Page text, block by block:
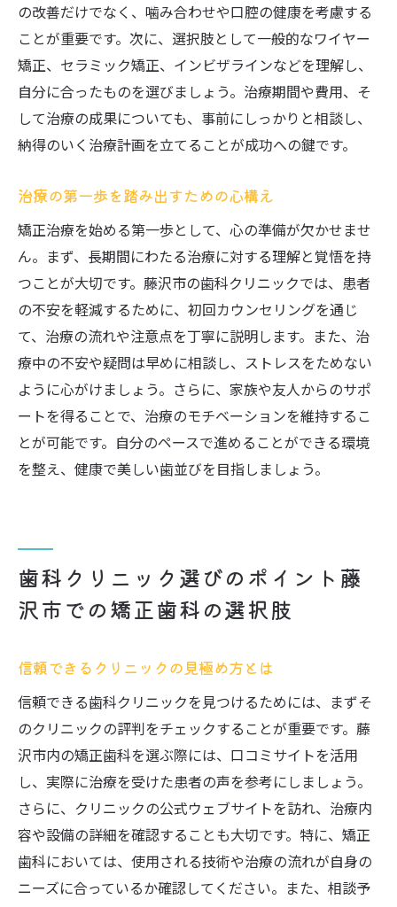
治療後のメンテナンスプランの重要性
の改善だけでなく、噛み合わせや口腔の健康を考慮する
ことが重要です。次に、選択肢として一般的なワイヤー
矯正、セラミック矯正、インビザラインなどを理解し、
自分に合ったものを選びましょう。治療期間や費用、そ
して治療の成果についても、事前にしっかりと相談し、
納得のいく治療計画を立てることが成功への鍵です。
治療の第一歩を踏み出すための心構え
矯正治療を始める第一歩として、心の準備が欠かせませ
ん。まず、長期間にわたる治療に対する理解と覚悟を持
つことが大切です。藤沢市の歯科クリニックでは、患者
の不安を軽減するために、初回カウンセリングを通じ
て、治療の流れや注意点を丁寧に説明します。また、治
療中の不安や疑問は早めに相談し、ストレスをためない
ように心がけましょう。さらに、家族や友人からのサポ
ートを得ることで、治療のモチベーションを維持するこ
とが可能です。自分のペースで進めることができる環境
を整え、健康で美しい歯並びを目指しましょう。
歯科クリニック選びのポイント藤
沢市での矯正歯科の選択肢
信頼できるクリニックの見極め方とは
信頼できる歯科クリニックを見つけるためには、まずそ
のクリニックの評判をチェックすることが重要です。藤
沢市内の矯正歯科を選ぶ際には、口コミサイトを活用
し、実際に治療を受けた患者の声を参考にしましょう。
さらに、クリニックの公式ウェブサイトを訪れ、治療内
容や設備の詳細を確認することも大切です。特に、矯正
歯科においては、使用される技術や治療の流れが自身の
ニーズに合っているか確認してください。また、相談予